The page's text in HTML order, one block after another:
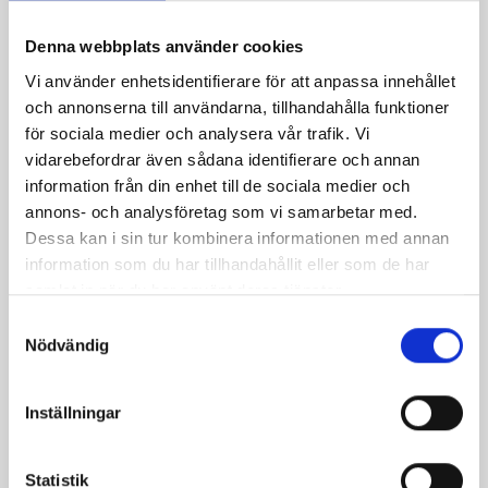
Denna webbplats använder cookies
Vi använder enhetsidentifierare för att anpassa innehållet
och annonserna till användarna, tillhandahålla funktioner
för sociala medier och analysera vår trafik. Vi
vidarebefordrar även sådana identifierare och annan
information från din enhet till de sociala medier och
annons- och analysföretag som vi samarbetar med.
Dessa kan i sin tur kombinera informationen med annan
information som du har tillhandahållit eller som de har
samlat in när du har använt deras tjänster.
Nödvändig
Inställningar
Statistik
Packbox 17x33x7mm (Sachs) Packbox 17x35x7mm dubbeltätande/metall